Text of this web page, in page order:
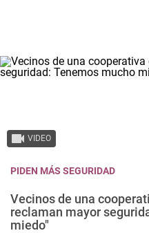
VIDEO
PIDEN MÁS SEGURIDAD
Vecinos de una
reclaman mayor
miedo"